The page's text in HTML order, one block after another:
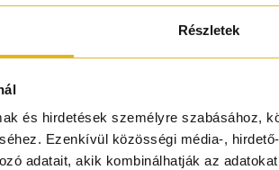
Részletek
és hirdetések személyre szabásához,
Ezenkívül közösségi média-,
adatait, akik kombinálhatják az
te esetedben! Te annyiféle módon
köszönhetően tettél
lényeged maga az erkölcstelenség. Az
Amoral azt jelenti, hogy hiányzik a
Fekete tea, Kardamom, Fahéj,
Tonka